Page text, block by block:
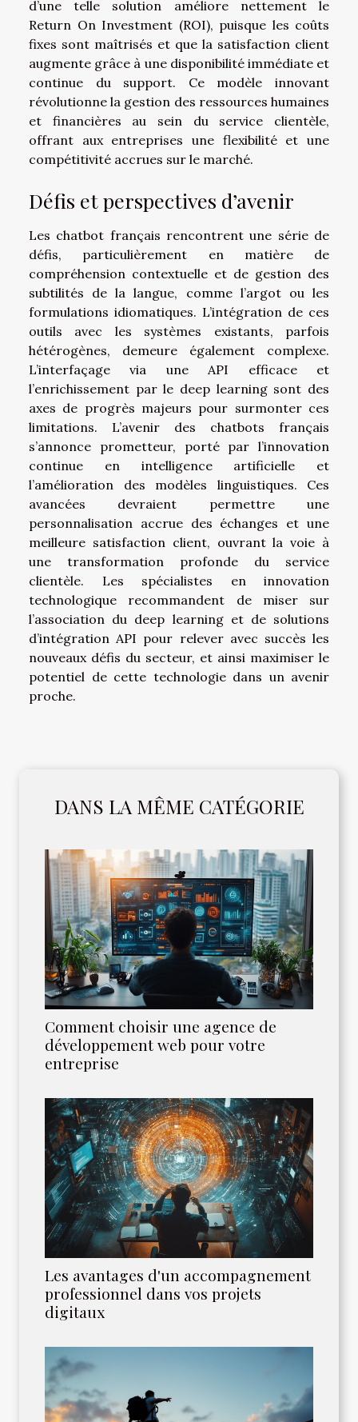
d’une telle solution améliore nettement le
Return On Investment (ROI), puisque les coûts
fixes sont maîtrisés et que la satisfaction client
augmente grâce à une disponibilité immédiate et
continue du support. Ce modèle innovant
révolutionne la gestion des ressources humaines
et financières au sein du service clientèle,
offrant aux entreprises une flexibilité et une
compétitivité accrues sur le marché.
Défis et perspectives d’avenir
Les chatbot français rencontrent une série de
défis, particulièrement en matière de
compréhension contextuelle et de gestion des
subtilités de la langue, comme l’argot ou les
formulations idiomatiques. L’intégration de ces
outils avec les systèmes existants, parfois
hétérogènes, demeure également complexe.
L’interfaçage via une API efficace et
l’enrichissement par le deep learning sont des
axes de progrès majeurs pour surmonter ces
limitations. L’avenir des chatbots français
s’annonce prometteur, porté par l’innovation
continue en intelligence artificielle et
l’amélioration des modèles linguistiques. Ces
avancées devraient permettre une
personnalisation accrue des échanges et une
meilleure satisfaction client, ouvrant la voie à
une transformation profonde du service
clientèle. Les spécialistes en innovation
technologique recommandent de miser sur
l’association du deep learning et de solutions
d’intégration API pour relever avec succès les
nouveaux défis du secteur, et ainsi maximiser le
potentiel de cette technologie dans un avenir
proche.
DANS LA MÊME CATÉGORIE
Comment choisir une agence de
développement web pour votre
entreprise
Les avantages d'un accompagnement
professionnel dans vos projets
digitaux